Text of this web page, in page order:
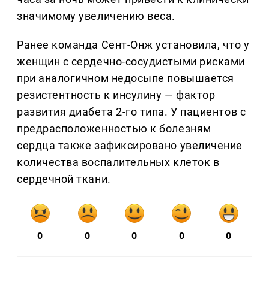
значимому увеличению веса.
Ранее команда Сент-Онж установила, что у
женщин с сердечно-сосудистыми рисками
при аналогичном недосыпе повышается
резистентность к инсулину — фактор
развития диабета 2-го типа. У пациентов с
предрасположенностью к болезням
сердца также зафиксировано увеличение
количества воспалительных клеток в
сердечной ткани.
0 0 0 0 0